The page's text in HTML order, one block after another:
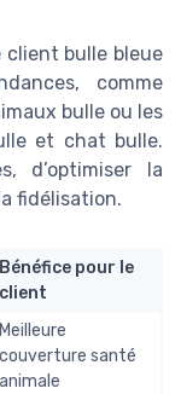
client bulle bleue
comme
bulle ou les
et chat bulle.
d’optimiser la
fidélisation.
Bénéfice pour le
client
Meilleure
couverture santé
animale